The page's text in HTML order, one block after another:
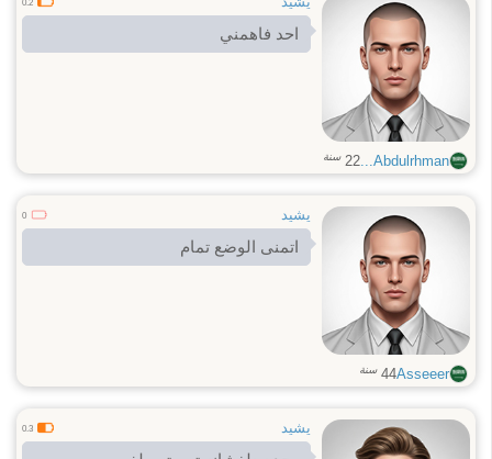
0.2
احد فاهمني
Abdulrhman...
22 سنة
يشيد 0
اتمنى الوضع تمام
Asseeer
44 سنة
يشيد 0.3